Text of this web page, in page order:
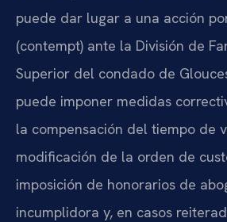
puede dar lugar a una acción
(contempt) ante la División de
Superior del condado de
puede imponer medidas
la compensación del tiempo de
modificación de la orden de
imposición de honorarios de
incumplidora y, en casos